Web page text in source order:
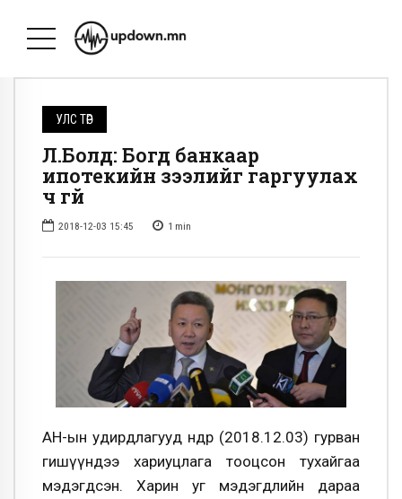
УЛС ТӨР
Л.Болд: Богд банкаар
ипотекийн зээлийг гаргуулах
ч үгүй
2018-12-03 15:45 1 min
АН-ын удирдлагууд өнөөдөр (2018.12.03) гурван
гишүүндээ хариуцлага тооцсон тухайгаа
мэдэгдсэн. Харин уг мэдэгдлийн дараа